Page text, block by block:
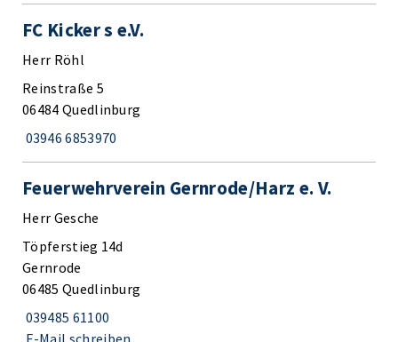
FC Kicker s e.V.
Herr Röhl
Reinstraße 5
06484 Quedlinburg
03946 6853970
Feuerwehrverein Gernrode/Harz e. V.
Herr Gesche
Töpferstieg 14d
Gernrode
06485 Quedlinburg
039485 61100
E-Mail schreiben